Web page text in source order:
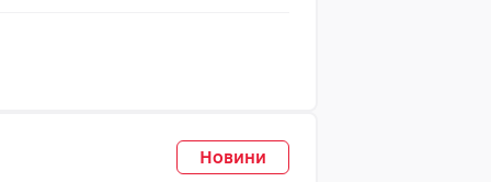
Новини